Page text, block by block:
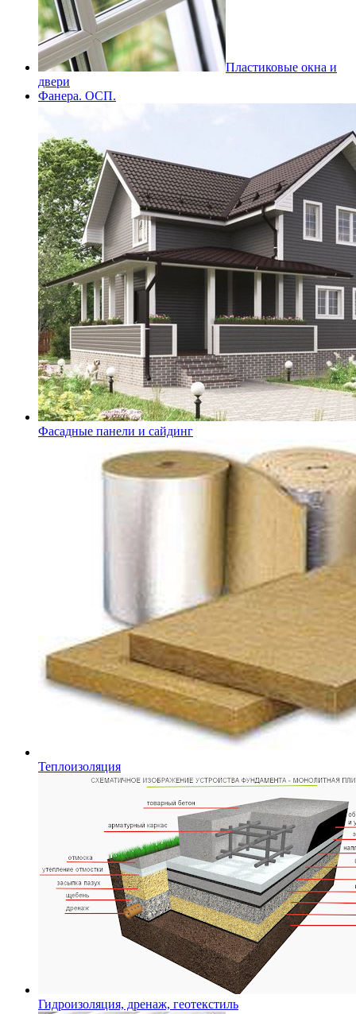
Пластиковые окна и
двери
Фанера. ОСП.
Фасадные панели и сайдинг
Теплоизоляция
Гидроизоляция, дренаж, геотекстиль